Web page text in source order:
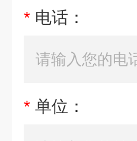
* 电话：
* 单位：